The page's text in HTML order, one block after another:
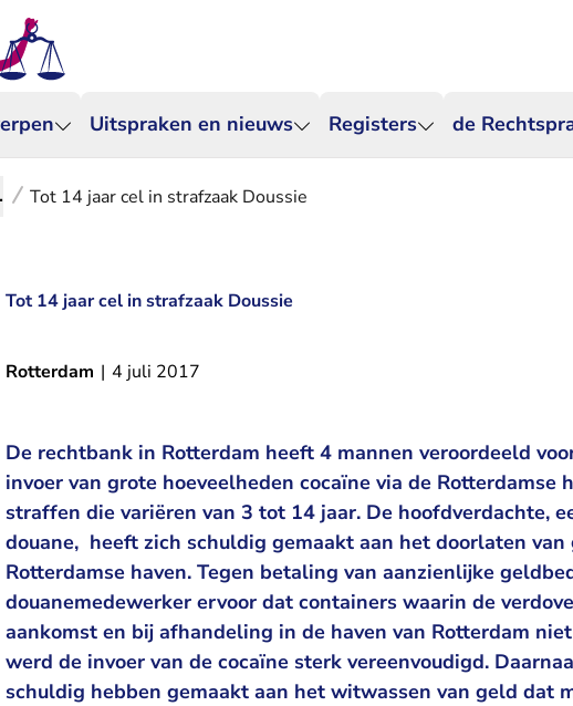
Uitspraken en nieuws Registers de
Tot 14 jaar cel in strafzaak Doussie
Tot 14 jaar cel in strafzaak Doussie
Rotterdam | 4 juli 2017
De rechtbank in Rotterdam heeft 4 mannen veroordeeld
invoer van grote hoeveelheden cocaïne via de Rotterdamse
straffen die variëren van 3 tot 14 jaar. De hoofdverdachte,
douane, heeft zich schuldig gemaakt aan het doorlaten
Rotterdamse haven. Tegen betaling van aanzienlijke
douanemedewerker ervoor dat containers waarin de
aankomst en bij afhandeling in de haven van Rotterdam
werd de invoer van de cocaïne sterk vereenvoudigd.
schuldig hebben gemaakt aan het witwassen van geld dat